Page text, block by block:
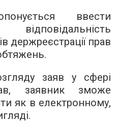
ввести
держреєстрації прав
заяв у сфері
заявник зможе
як в електронному,